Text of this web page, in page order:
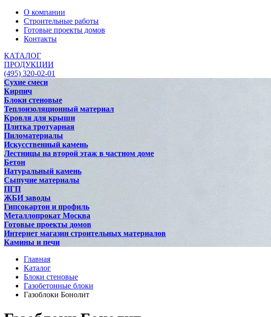
О компании
Строительные работы
Готовые проекты домов
Контакты
КАТАЛОГ
ПРОДУКЦИИ
(495) 320-02-01
Сухие смеси
Кирпич
Блоки стеновые
Теплоизоляционный материал
Кровля для крыши
Плитка тротуарная
Пиломатериалы
Искусственный камень
Лестницы на второй этаж в частном доме
Бетон
Натуральный камень
Сыпучие материалы
ПГП
ЖБИ заводы
Гипсокартон и профиль
Металлопрокат Москва
Готовые проекты домов
Интернет магазин строительных материалов
Камины и печи
Главная
Каталог
Блоки стеновые
Газобетонные блоки
Газоблоки Бонолит